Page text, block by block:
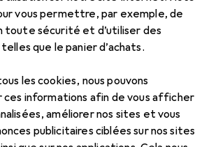
vous permettre, par exemple, de
toute sécurité et d’utiliser des
que le panier d’achats.
les cookies, nous pouvons
informations afin de vous afficher
améliorer nos sites et vous
publicitaires ciblées sur nos sites
powered by
Marque